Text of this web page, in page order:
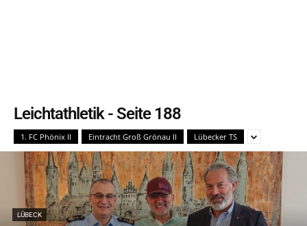
Leichtathletik- Seite 188
1. FC Phönix II Eintracht Groß Grönau II Lübecker TS
LÜBECK